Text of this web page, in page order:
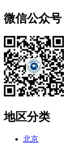
微信公众号
地区分类
北京